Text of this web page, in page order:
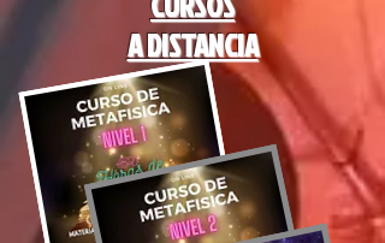
A DISTANCIA
Espacio de